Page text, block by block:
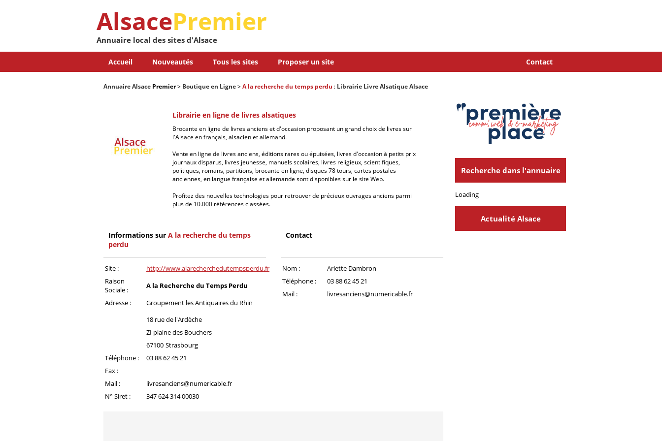
AlsacePremier
Annuaire local des sites d'Alsace
Accueil Nouveautés Tous les sites Proposer un site Contact
Annuaire Alsace Premier> Boutique en Ligne>A la recherche du temps perdu : Librairie Livre Alsatique Alsace
Librairie en ligne de livres alsatiques
Brocante en ligne de livres anciens et d'occasion proposant un grand choix de livres sur
l'Alsace en français, alsacien et allemand.
Vente en ligne de livres anciens, éditions rares ou épuisées, livres d'occasion à petits prix
journaux disparus, livres jeunesse, manuels scolaires, livres religieux, scientifiques,
politiques, romans, partitions, brocante en ligne, disques 78 tours, cartes postales
anciennes, en langue française et allemande sont disponibles sur le site Web.
Profitez des nouvelles technologies pour retrouver de précieux ouvrages anciens parmi
plus de 10.000 références classées.
Informations sur A la recherche du temps
perdu
Contact
Site :
http://www.alarecherchedutempsperdu.fr
Raison
Sociale :
A la Recherche du Temps Perdu
Adresse :
Groupement les Antiquaires du Rhin
18 rue de l'Ardèche
ZI plaine des Bouchers
67100 Strasbourg
Téléphone :
03 88 62 45 21
Fax :
Mail :
livresanciens@numericable.fr
N° Siret :
347 624 314 00030
Nom :
Arlette Dambron
Téléphone :
03 88 62 45 21
Mail :
livresanciens@numericable.fr
Recherche dans l'annuaire
Loading
Actualité Alsace